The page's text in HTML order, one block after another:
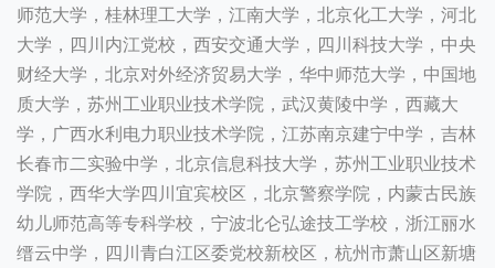
师范大学，桂林理工大学，江南大学，北京化工大学，河北
大学，四川内江党校，西安交通大学，四川科技大学，中央
财经大学，北京对外经济贸易大学，华中师范大学，中国地
质大学，苏州工业职业技术学院，武汉黄陵中学，西藏大
学，广西水利电力职业技术学院，江苏南京建宁中学，吉林
长春市二实验中学，北京信息科技大学，苏州工业职业技术
学院，西华大学四川宜宾校区，北京警察学院，内蒙古民族
幼儿师范高等专科学校，宁波北仑弘途技工学校，浙江丽水
缙云中学，四川青白江区委党校新校区，杭州市萧山区新塘